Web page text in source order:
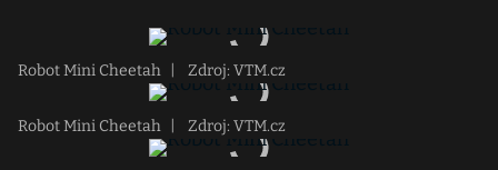
Robot Mini Cheetah Zdroj: VTM.cz
Robot Mini Cheetah Zdroj: VTM.cz